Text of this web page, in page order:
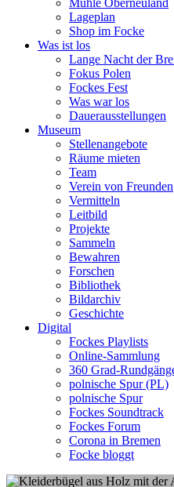
Mühle Oberneuland
Lageplan
Shop im Focke
Was ist los
Lange Nacht der
Fokus Polen
Fockes Fest
Was war los
Dauerausstellungen
Museum
Stellenangebote
Räume mieten
Team
Verein von Freunden
Vermitteln
Leitbild
Projekte
Sammeln
Bewahren
Forschen
Bibliothek
Bildarchiv
Geschichte
Digital
Fockes Playlists
Online-Sammlung
360 Grad-
polnische Spur (PL)
polnische Spur
Fockes Soundtrack
Fockes Forum
Corona in Bremen
Focke bloggt